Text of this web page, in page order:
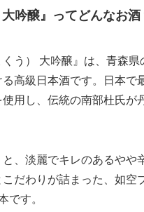
吟醸』ってどんなお酒
くう） 大吟醸』は、青森
高級日本酒です。日本で
使用し、伝統の南部杜氏が
、淡麗でキレのあるやや
だわりが詰まった、如空
です。